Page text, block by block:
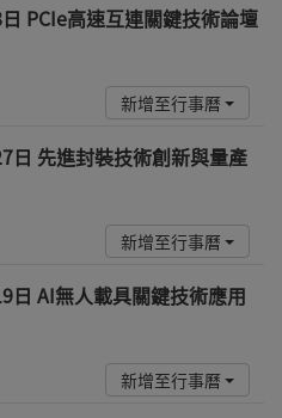
日 PCIe高速互連關鍵技術論壇
新增至行事曆
日 先進封裝技術創新與量產
新增至行事曆
日 AI無人載具關鍵技術應用
新增至行事曆